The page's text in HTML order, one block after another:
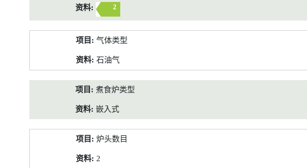
2
气体类型
石油气
煮食炉类型
嵌入式
炉头数目
2